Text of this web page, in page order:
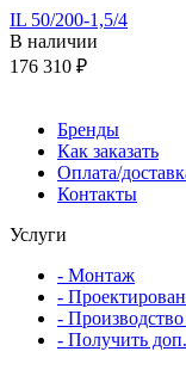
IL 50/200-1,5/4
В наличии
176 310 ₽
Бренды
Как заказать
Оплата/
Контакты
Услуги
- Монтаж
-
-
- Получить